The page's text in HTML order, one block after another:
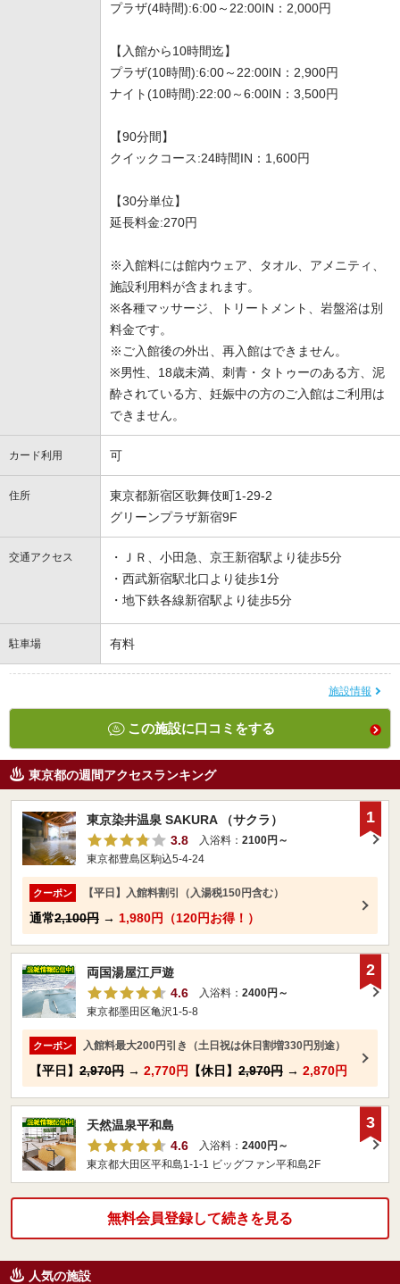
プラザ(4時間):6:00～22:00IN：2,000円
【入館から10時間迄】
プラザ(10時間):6:00～22:00IN：2,900円
ナイト(10時間):22:00～6:00IN：3,500円
【90分間】
クイックコース:24時間IN：1,600円
【30分単位】
延長料金:270円
※入館料には館内ウェア、タオル、アメニティ、
施設利用料が含まれます。
※各種マッサージ、トリートメント、岩盤浴は別
料金です。
※ご入館後の外出、再入館はできません。
※男性、18歳未満、刺青・タトゥーのある方、泥
酔されている方、妊娠中の方のご入館はご利用は
できません。
カード利用 可
住所
東京都新宿区歌舞伎町1-29-2
グリーンプラザ新宿9F
交通アクセス
・ＪＲ、小田急、京王新宿駅より徒歩5分
・西武新宿駅北口より徒歩1分
・地下鉄各線新宿駅より徒歩5分
駐車場 有料
施設情報
この施設に口コミをする
東京都の週間アクセスランキング
東京染井温泉 SAKURA （サクラ）
3.8
入浴料： 2100円～
東京都豊島区駒込5-4-24
クーポン 【平日】入館料割引（入湯税150円含む）
通常2,100円 → 1,980円（120円お得！）
1
両国湯屋江戸遊
4.6
入浴料： 2400円～
東京都墨田区亀沢1-5-8
クーポン 入館料最大200円引き（土日祝は休日割増330円別途）
【平日】 2,970円 → 2,770円 【休日】 2,970円 → 2,870円
2
天然温泉平和島
4.6
入浴料： 2400円～
東京都大田区平和島1-1-1 ビッグファン平和島2F
3
無料会員登録して続きを見る
人気の施設